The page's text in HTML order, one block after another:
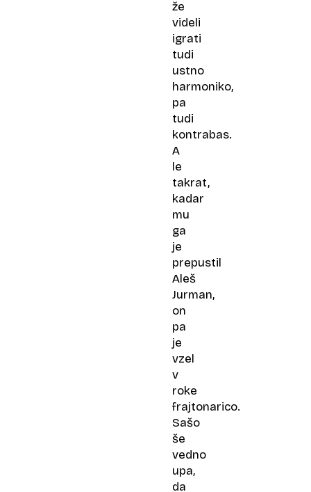
že
videli
igrati
tudi
ustno
harmoniko,
pa
tudi
kontrabas.
A
le
takrat,
kadar
mu
ga
je
prepustil
Aleš
Jurman,
on
pa
je
vzel
v
roke
frajtonarico.
Sašo
še
vedno
upa,
da